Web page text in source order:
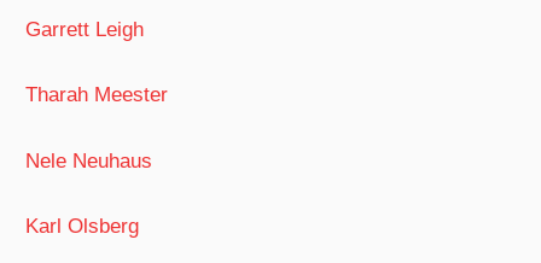
Garrett Leigh
Tharah Meester
Nele Neuhaus
Karl Olsberg